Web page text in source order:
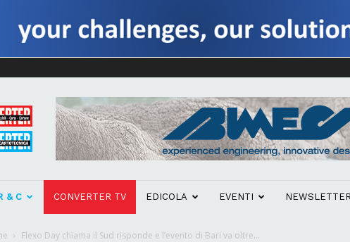
& C CONVERTER TV EDICOLA EVENTI
Flexo Day chiama il Sud risponde e l’evento di Bari va oltre...